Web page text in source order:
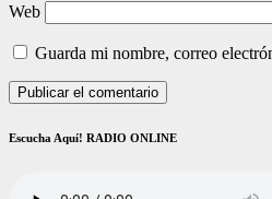
Web
Guarda mi nombre, correo
Escucha Aquí! RADIO ONLINE